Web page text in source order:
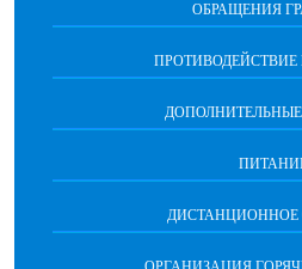
ОБРАЩЕНИЯ
ДИСТАНЦИОННОЕ